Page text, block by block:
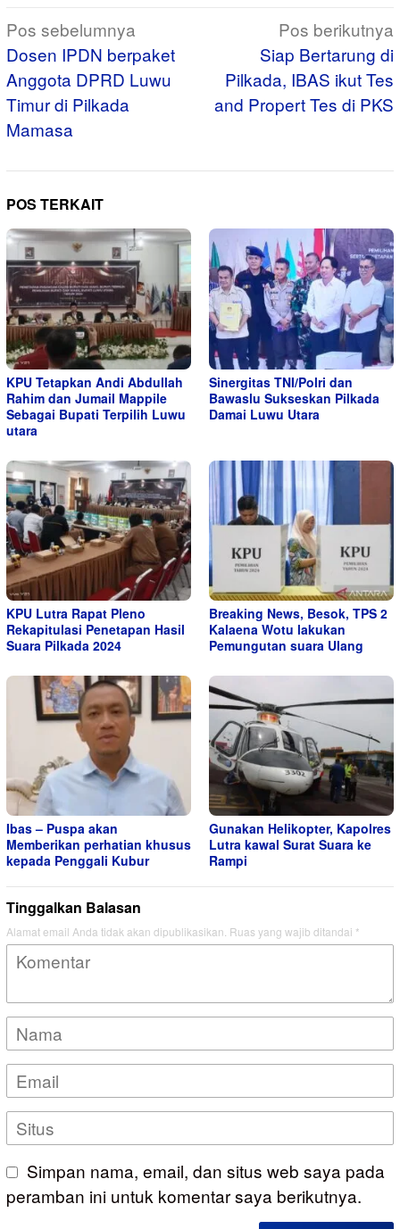
Navigasi
pos
Pos sebelumnya
Dosen IPDN berpaket
Anggota DPRD Luwu
Timur di Pilkada
Mamasa
Pos berikutnya
Siap Bertarung di
Pilkada, IBAS ikut Tes
and Propert Tes di PKS
POS TERKAIT
KPU Tetapkan Andi Abdullah
Rahim dan Jumail Mappile
Sebagai Bupati Terpilih Luwu
utara
Sinergitas TNI/Polri dan
Bawaslu Sukseskan Pilkada
Damai Luwu Utara
KPU Lutra Rapat Pleno
Rekapitulasi Penetapan Hasil
Suara Pilkada 2024
Breaking News, Besok, TPS 2
Kalaena Wotu lakukan
Pemungutan suara Ulang
Ibas – Puspa akan
Memberikan perhatian khusus
kepada Penggali Kubur
Gunakan Helikopter, Kapolres
Lutra kawal Surat Suara ke
Rampi
Tinggalkan Balasan
Alamat email Anda tidak akan dipublikasikan. Ruas yang wajib ditandai *
Simpan nama, email, dan situs web saya pada
peramban ini untuk komentar saya berikutnya.